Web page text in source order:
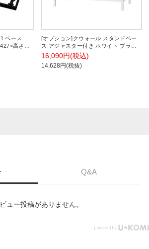
ベース
高さ
[オプション]クウォール スタンドベー
ス アジャスター付き ホワイト ブラッ
ク 幅900×奥行450×高さ130mm RW45-
13SB RK45-13SB 【国産】 【完成品】
16,090円(税込)
14,628円(税抜)
Q&A
ュー投稿がありません。